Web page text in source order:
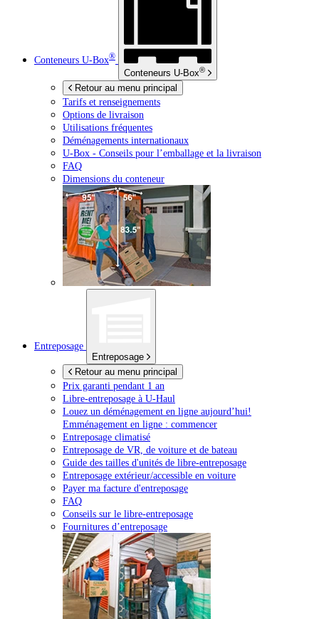
Conteneurs U-Box®
Conteneurs U-Box®
Retour au menu principal
Tarifs et renseignements
Options de livraison
Utilisations fréquentes
Déménagements internationaux
U-Box - Conseils pour l’emballage et la livraison
FAQ
Dimensions du conteneur
Entreposage
Entreposage
Retour au menu principal
Prix garanti pendant 1 an
Libre-entreposage à U-Haul
Louez un déménagement en ligne aujourd’hui!
Emménagement en ligne : commencer
Entreposage climatisé
Entreposage de VR, de voiture et de bateau
Guide des tailles d'unités de libre-entreposage
Entreposage extérieur/accessible en voiture
Payer ma facture d'entreposage
FAQ
Conseils sur le libre-entreposage
Fournitures d’entreposage